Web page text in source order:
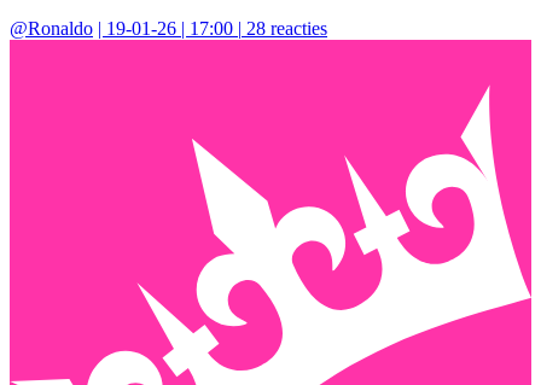
@Ronaldo | 19-01-26 | 17:00 | 28 reacties